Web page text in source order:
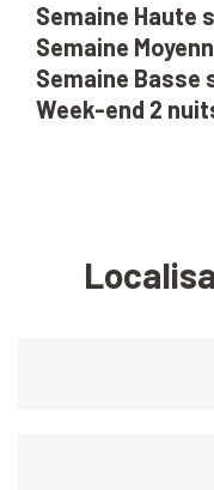
Semaine Haute
Semaine
Semaine Basse
Week-end 2